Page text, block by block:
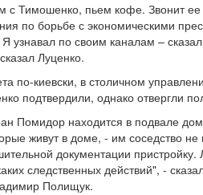
с Тимошенко, пьем кофе. Звонит
по борьбе с экономическими
узнавал по своим каналам –
Луценко.
по-киевски, в столичном
подтвердили, однако отвергли
Помидор находится в подвале
живут в доме, - им соседство не
документации
следственных действий", -
Полищук.